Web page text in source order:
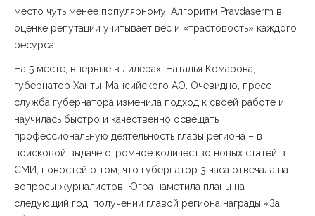
место чуть менее популярному. Алгоритм Pravdaserm в
оценке репутации учитывает вес и «трастовость» каждого
ресурса.
На 5 месте, впервые в лидерах, Наталья Комарова,
губернатор Ханты-Мансийского АО. Очевидно, пресс-
служба губернатора изменила подход к своей работе и
научилась быстро и качественно освещать
профессиональную деятельность главы региона – в
поисковой выдаче огромное количество новых статей в
СМИ, новостей о том, что губернатор 3 часа отвечала на
вопросы журналистов, Югра наметила планы на
следующий год, получении главой региона награды «За